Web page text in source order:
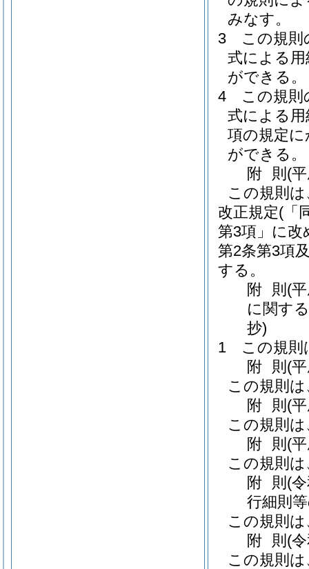
みなす。
3
この規則
式による
ができる。
4
この規則
式による
項の規定
ができる。
附 則 (
この規則
改正規定(「
第3項」に改
第2条第3項
する。
附 則 (
に関す
抄)
1
この規則
附 則 (
この規則
附 則 (
この規則
附 則 (
この規則
附 則 (
行細則
この規則
附 則 (
この規則